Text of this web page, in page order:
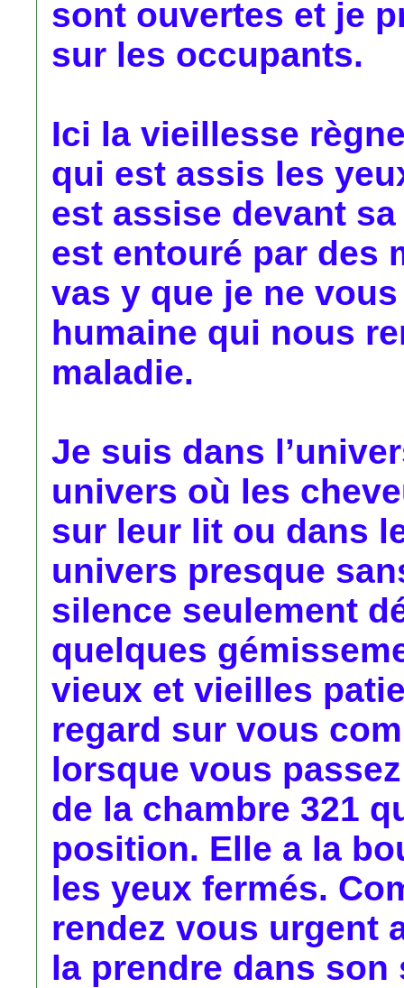
sont ouvertes et je
sur les occupants.
Ici la vieillesse
qui est assis les
est assise devant
est entouré par des
vas y que je ne
humaine qui nous
maladie.
Je suis dans
univers où les
sur leur lit ou dans
univers presque
silence seulement
quelques
vieux et vieilles
regard sur vous
lorsque vous
de la chambre 321
position. Elle a la
les yeux fermés.
rendez vous urgent
la prendre dans son